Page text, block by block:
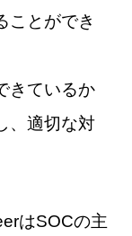
ことができ
きているか
、適切な対
はSOCの主